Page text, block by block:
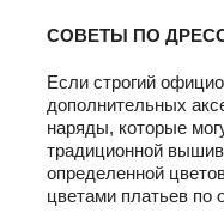
СОВЕТЫ ПО
Если строгий
дополнительных
наряды, которые
традиционной
определенной
цветами платьев по